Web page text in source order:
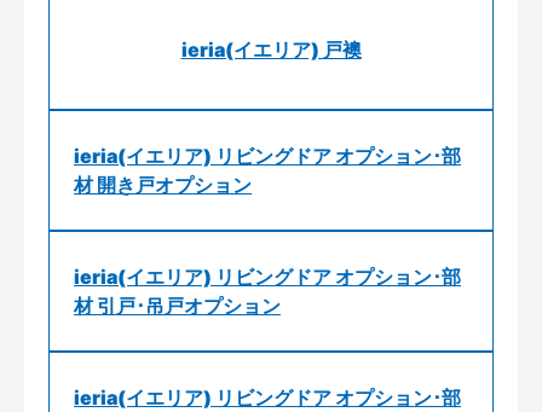
ieria(イエリア) 戸襖
ieria(イエリア) リビングドア オプション･部
材 開き戸オプション
ieria(イエリア) リビングドア オプション･部
材 引戸･吊戸オプション
ieria(イエリア) リビングドア オプション･部